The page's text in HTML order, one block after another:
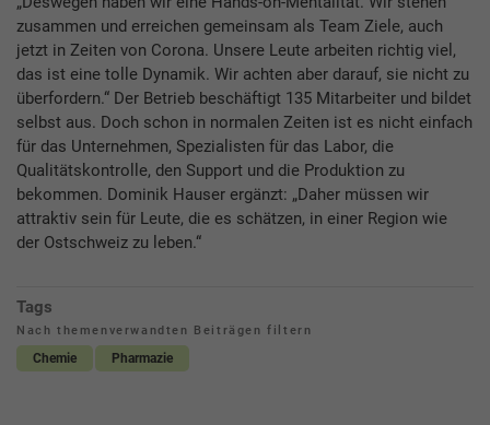
zusammen und erreichen gemeinsam als Team Ziele, auch
jetzt in Zeiten von Corona. Unsere Leute arbeiten richtig viel,
das ist eine tolle Dynamik. Wir achten aber darauf, sie nicht zu
überfordern.“ Der Betrieb beschäftigt 135 Mitarbeiter und bildet
selbst aus. Doch schon in normalen Zeiten ist es nicht einfach
für das Unternehmen, Spezialisten für das Labor, die
Qualitätskontrolle, den Support und die Produktion zu
bekommen. Dominik Hauser ergänzt: „Daher müssen wir
attraktiv sein für Leute, die es schätzen, in einer Region wie
der Ostschweiz zu leben.“
Tags
Nach themenverwandten Beiträgen filtern
Chemie Pharmazie